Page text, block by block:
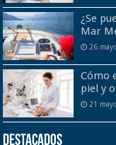
¿Se
Mar
26
Cómo
piel y
21
Destacados